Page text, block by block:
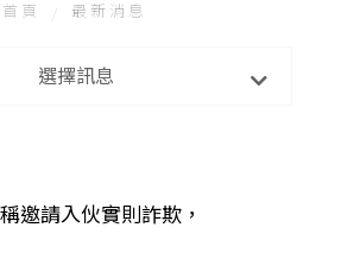
首頁 最新消息
選擇訊息
邀請入伙實則詐欺，